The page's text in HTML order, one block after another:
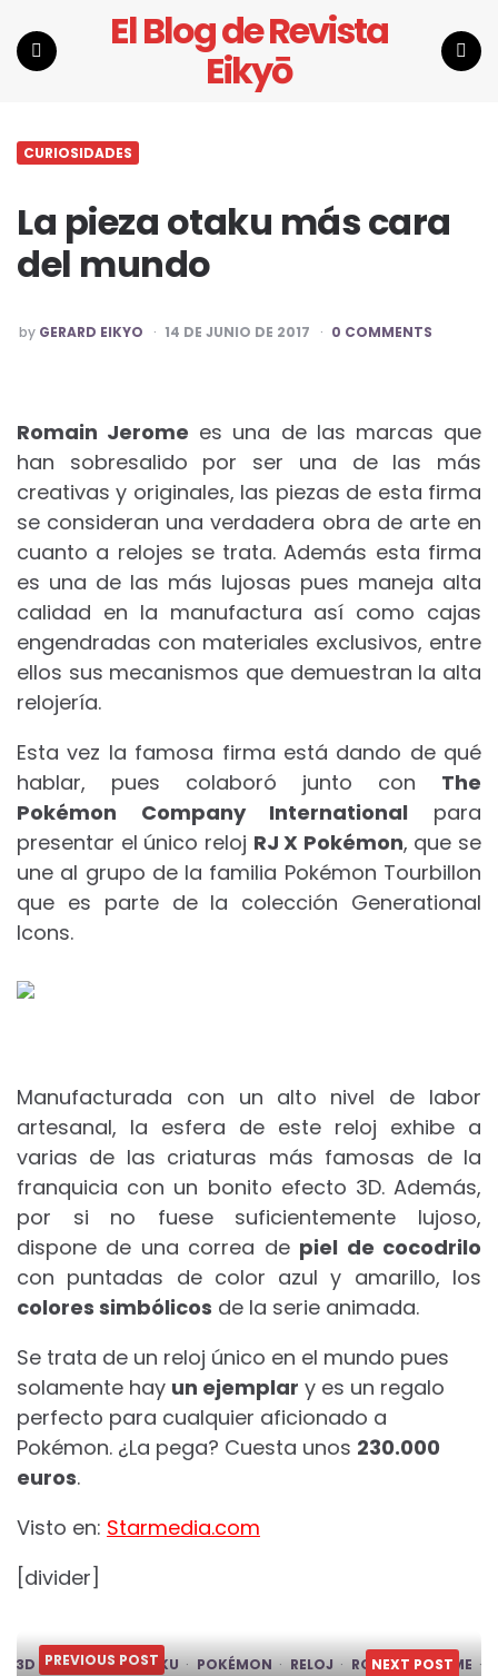
El Blog de Revista
Eikyō
CURIOSIDADES
La pieza otaku más cara
del mundo
POSTED
BY
by GERARD EIKYO 14 DE JUNIO DE 2017 0 COMMENTS
Romain Jerome es una de las marcas que
han sobresalido por ser una de las más
creativas y originales, las piezas de esta firma
se consideran una verdadera obra de arte en
cuanto a relojes se trata. Además esta firma
es una de las más lujosas pues maneja alta
calidad en la manufactura así como cajas
engendradas con materiales exclusivos, entre
ellos sus mecanismos que demuestran la alta
relojería.
Esta vez la famosa firma está dando de qué
hablar, pues colaboró junto con The
Pokémon Company International para
presentar el único reloj RJ X Pokémon, que se
une al grupo de la familia Pokémon Tourbillon
que es parte de la colección Generational
Icons.
Manufacturada con un alto nivel de labor
artesanal, la esfera de este reloj exhibe a
varias de las criaturas más famosas de la
franquicia con un bonito efecto 3D. Además,
por si no fuese suficientemente lujoso,
dispone de una correa de piel de cocodrilo
con puntadas de color azul y amarillo, los
colores simbólicos de la serie animada.
Se trata de un reloj único en el mundo pues
solamente hay un ejemplar y es un regalo
perfecto para cualquier aficionado a
Pokémon. ¿La pega? Cuesta unos 230.000
euros.
Visto en: Starmedia.com
[divider]
3D DISEÑO OTAKU POKÉMON RELOJ
ROMAIN JERÔME
PREVIOUS POST NEXT POST